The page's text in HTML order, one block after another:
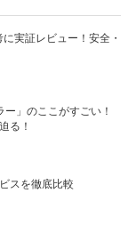
実証レビュー！安全・
」のここがすごい！
る！
スを徹底比較